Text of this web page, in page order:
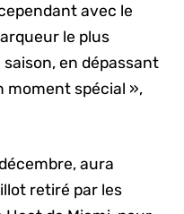
avec le
le plus
en dépassant
moment spécial »,
aura
retiré par les